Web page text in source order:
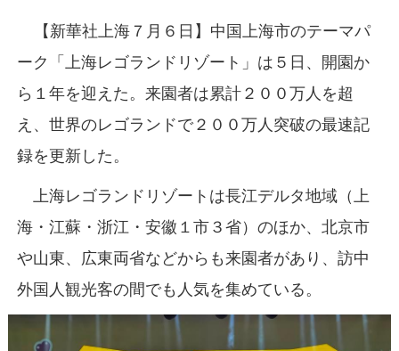
【新華社上海７月６日】中国上海市のテーマパ
ーク「上海レゴランドリゾート」は５日、開園か
ら１年を迎えた。来園者は累計２００万人を超
え、世界のレゴランドで２００万人突破の最速記
録を更新した。
上海レゴランドリゾートは長江デルタ地域（上
海・江蘇・浙江・安徽１市３省）のほか、北京市
や山東、広東両省などからも来園者があり、訪中
外国人観光客の間でも人気を集めている。